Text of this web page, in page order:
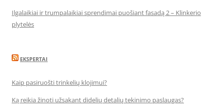
Ilgalaikiai ir trumpalaikiai sprendimai puošiant fasadą 2 – Klinkerio
plytelės
EKSPERTAI
Kaip pasiruošti trinkelių klojimui?
Ką reikia žinoti užsakant didelių detalių tekinimo paslaugas?